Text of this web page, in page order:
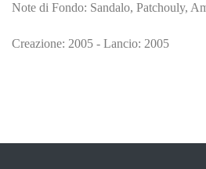
Note di Fondo: Sandalo, Patchouly,
Creazione: 2005 - Lancio: 2005